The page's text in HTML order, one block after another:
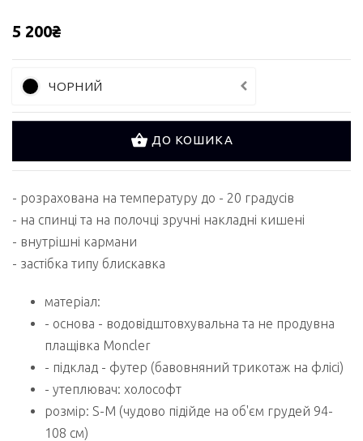
5 200₴
ЧОРНИЙ
ДО КОШИКА
- розрахована на температуру до - 20 градусів
- на спинці та на полочці зручні накладні кишені
- внутрішні кармани
- застібка типу блискавка
матеріал:
- основа - водовідштовхувальна та не продувна
плащівка Moncler
- підклад - футер (бавовняний трикотаж на флісі)
- утеплювач: холософт
розмір: S-M (чудово підійде на об'єм грудей 94-
108 см)